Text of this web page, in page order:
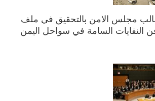
مجلس الامن بالتحقيق في ملف
النفايات السامة في سواحل اليمن